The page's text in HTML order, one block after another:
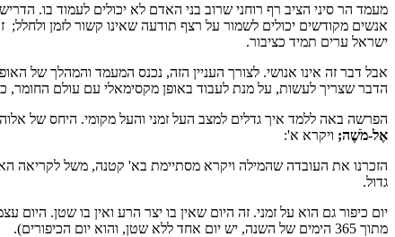
מעמד הר סיני הציב רף רוחני שרוב בני האדם לא יכולים לעמוד בו.
אנשים מקודשים יכולים לשמור על רצף תודעה שאינו קשור לזמן
ישראל ערים תמיד כציבור.
אבל דבר זה אינו אנושי. לצורך העניין הזה, נכנס המעמד והמהלך של
הדבר שצריך לעשות, על מנת לעבוד באופן מקסימאלי עם עולם החומר,
הפרשה באה ללמד איך גדלים למצב העל זמני והעל מקומי. היחס של
אֶל-מֹשֶׁה; ויקרא א':
הזכרנו את העובדה שהמילה ויקרא מסתיימת בא' קטנה, משל לקריאה
גדול.
מתוך 365 הימים של השנה, יש יום אחד ללא שטן, והוא יום הכיפורים).